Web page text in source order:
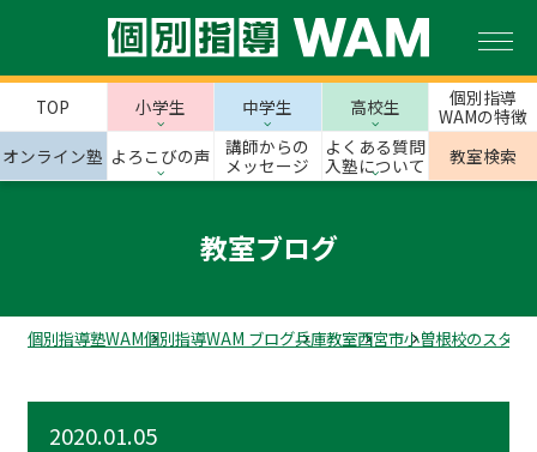
TOP 小学生 中学生 高校生
個別指導
WAMの特徴
オンライン塾 よろこびの声
講師からの
メッセージ
よくある質問
入塾について
教室検索
教室ブログ
個別指導塾WAM個別指導WAM ブログ兵庫教室西宮市小曽根校のスタッ
2020.01.05